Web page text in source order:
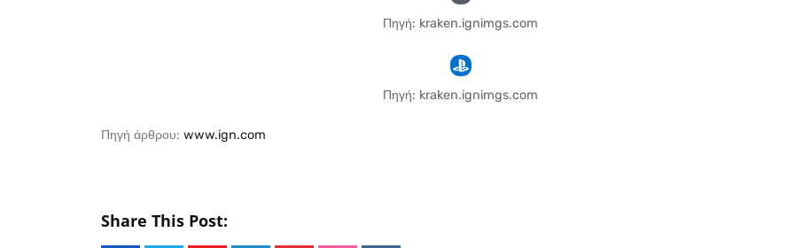
Πηγή: kraken.ignimgs.com
Πηγή: kraken.ignimgs.com
Πηγή άρθρου: www.ign.com
Share This Post: